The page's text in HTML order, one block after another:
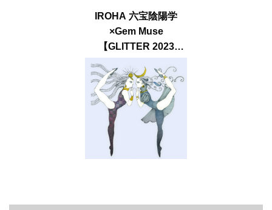
IROHA 六宝陰陽学
×Gem Muse
【GLITTER 2023
SUMMER issue】